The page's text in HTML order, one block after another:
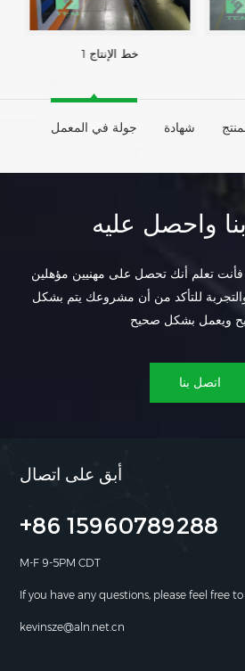
خط الإنتاج 1
جولة في المعمل شهادة
واحصل عليه
، فأنت تعلم أنك تحصل على مهنيين مؤهلين
والتجربة للتأكد من أن مشروعك يتم بشكل
اتصل بنا
أبق على اتصال
+86 15960789288
M-F 9-5PM CDT
If you have any questions, please feel free
kevinsze@aln.net.cn